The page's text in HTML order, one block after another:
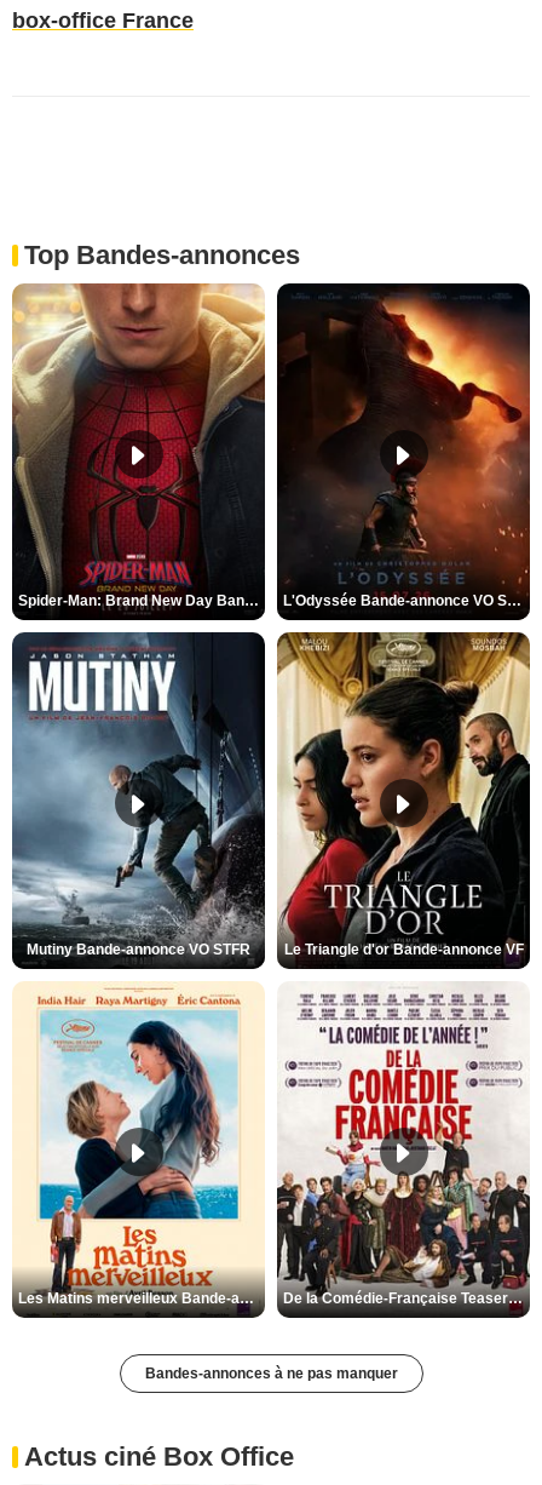
box-office France
Top Bandes-annonces
Spider-Man: Brand New Day Bande-annonce VO STFR L'Odyssée Bande-annonce VO STFR
Mutiny Bande-annonce VO STFR Le Triangle d'or Bande-annonce VF
Les Matins merveilleux Bande-annonce VF De la Comédie-Française Teaser VF
Bandes-annonces à ne pas manquer
Actus ciné Box Office